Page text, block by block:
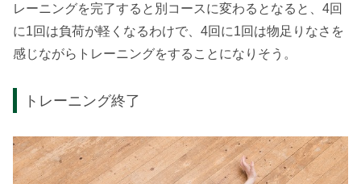
レーニングを完了すると別コースに変わるとなると、4回
に1回は負荷が軽くなるわけで、4回に1回は物足りなさを
感じながらトレーニングをすることになりそう。
トレーニング終了